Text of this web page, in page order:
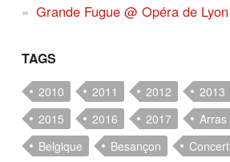
Grande Fugue @ Opéra de Lyon
TAGS
2010 2011 2012 2013
2015
2016 2017 Arras
Belgique
Besançon Concert